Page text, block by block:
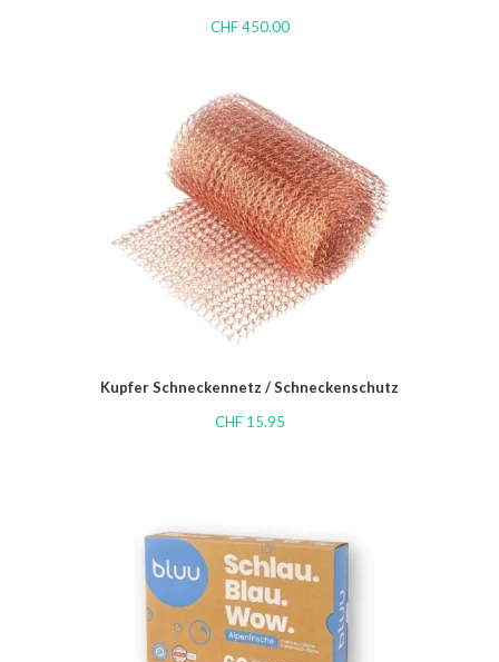
CHF450.00
Kupfer Schneckennetz / Schneckenschutz
CHF15.95